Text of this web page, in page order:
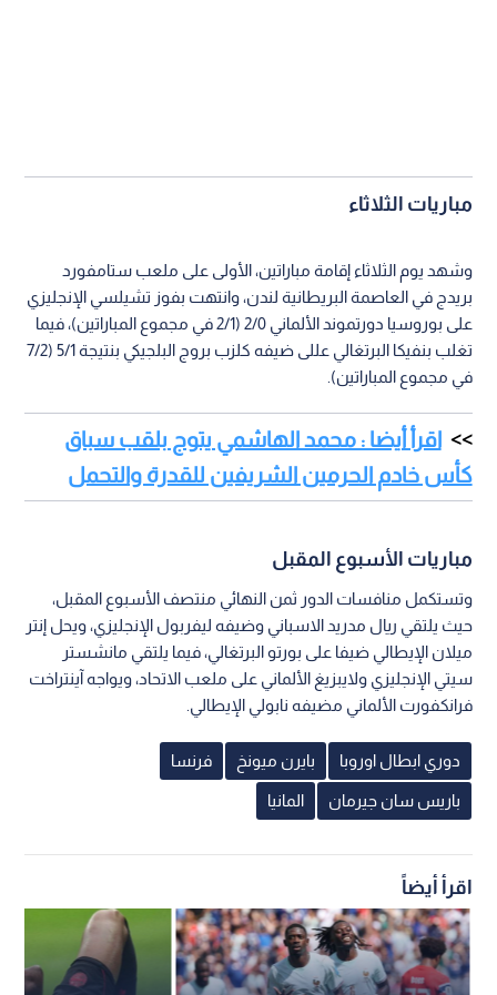
مباريات الثلاثاء
وشهد يوم الثلاثاء إقامة مباراتين، الأولى على ملعب ستامفورد
بريدج في العاصمة البريطانية لندن، وانتهت بفوز تشيلسي الإنجليزي
على بوروسيا دورتموند الألماني 2/0 (2/1 في مجموع المباراتين)، فيما
تغلب بنفيكا البرتغالي عللى ضيفه كلزب بروج البلجيكي بنتيجة 5/1 (7/2
في مجموع المباراتين).
اقرأ أيضا : محمد الهاشمي يتوج بلقب سباق
كأس خادم الحرمين الشريفين للقدرة والتحمل
مباريات الأسبوع المقبل
وتستكمل منافسات الدور ثمن النهائي منتصف الأسبوع المقبل،
حيث يلتقي ريال مدريد الاسباني وضيفه ليفربول الإنجليزي، ويحل إنتر
ميلان الإيطالي ضيفا على بورتو البرتغالي، فيما يلتقي مانشستر
سيتي الإنجليزي ولايبزيغ الألماني على ملعب الاتحاد، ويواجه آينتراخت
فرانكفورت الألماني مضيفه نابولي الإيطالي.
دوري ابطال اوروبا بايرن ميونخ فرنسا
باريس سان جيرمان المانيا
اقرأ أيضاً